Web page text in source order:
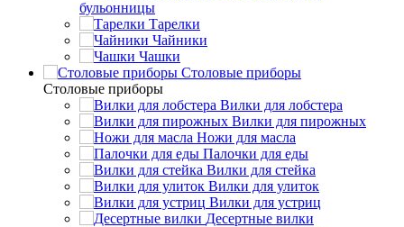
бульонницы
Тарелки
Чайники
Чашки
Cтоловые приборы
Cтоловые приборы
Вилки для лобстера
Вилки для пирожных
Ножи для масла
Палочки для еды
Вилки для стейка
Вилки для улиток
Вилки для устриц
Десертные вилки